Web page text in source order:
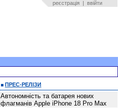
реєстрація | ввійти
ПРЕС-РЕЛІЗИ
Автономність та батарея нових
флагманів Apple iPhone 18 Pro Max